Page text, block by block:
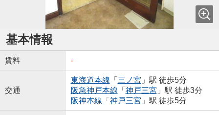
基本情報
賃料 -
交通
東海道本線 「 三ノ宮 」駅 徒歩5分
阪急神戸本線 「 神戸三宮 」駅 徒歩3分
阪神本線 「 神戸三宮 」駅 徒歩5分